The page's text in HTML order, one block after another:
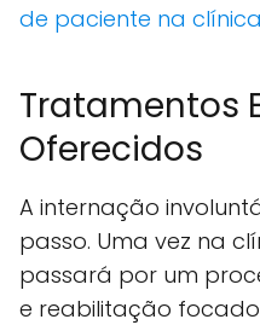
de paciente na
Tratamentos
Oferecidos
A internação
passo. Uma vez na
passará por um
e reabilitação